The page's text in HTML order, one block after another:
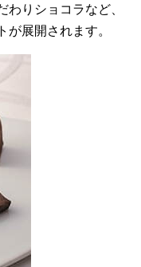
りショコラなど、
が展開されます。